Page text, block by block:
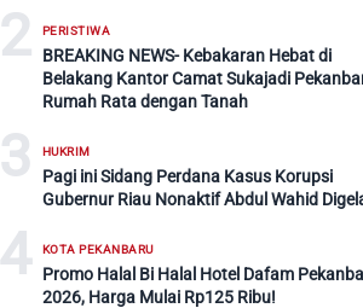
2 PERISTIWA
BREAKING NEWS- Kebakaran Hebat di
Belakang Kantor Camat Sukajadi
Rumah Rata dengan Tanah
3 HUKRIM
Pagi ini Sidang Perdana Kasus Korupsi
Gubernur Riau Nonaktif Abdul Wahid
4 KOTA PEKANBARU
Promo Halal Bi Halal Hotel Dafam
2026, Harga Mulai Rp125 Ribu!